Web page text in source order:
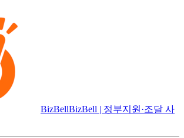
BizBellBizBell | 정부지원·조달 사